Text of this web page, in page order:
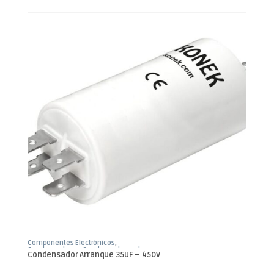
Componentes Electrónicos,
Condensadores
Condensadores de
Arranque
Condensador Arranque 35uF – 450V